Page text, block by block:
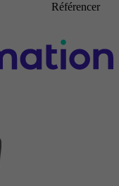
Référencer